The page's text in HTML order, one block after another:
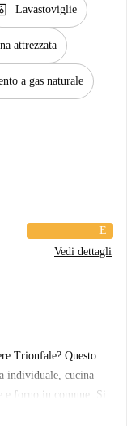
Lavastoviglie
attrezzata
a gas naturale
E
Vedi dettagli
Trionfale? Questo
individuale, cucina
e forno in comune. Si
non sono ammessi